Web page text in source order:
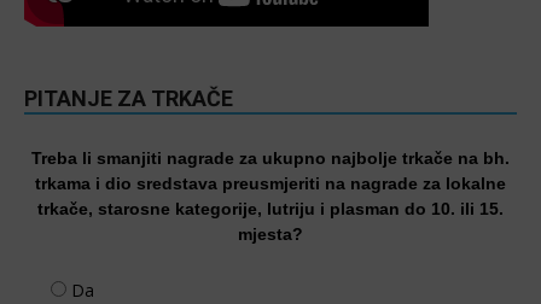
PITANJE ZA TRKAČE
Treba li smanjiti nagrade za ukupno najbolje trkače na bh.
trkama i dio sredstava preusmjeriti na nagrade za lokalne
trkače, starosne kategorije, lutriju i plasman do 10. ili 15.
mjesta?
Da